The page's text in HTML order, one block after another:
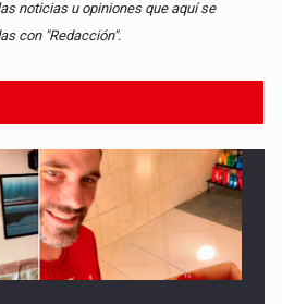
noticias u opiniones que aquí se
con "Redacción".